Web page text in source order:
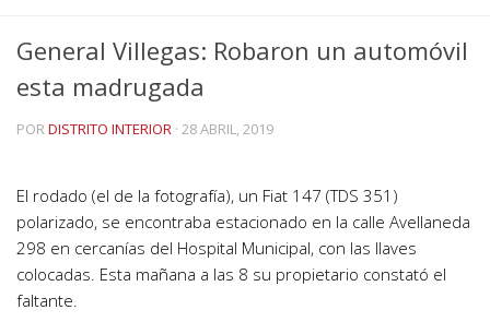
General Villegas: Robaron un automóvil
esta madrugada
PORDISTRITO INTERIOR · 28 ABRIL, 2019
El rodado (el de la fotografía), un Fiat 147 (TDS 351)
polarizado, se encontraba estacionado en la calle Avellaneda
298 en cercanías del Hospital Municipal, con las llaves
colocadas. Esta mañana a las 8 su propietario constató el
faltante.